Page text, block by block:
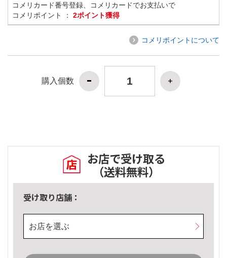
コメリカード番号登録、コメリカードでお支払いで
コメリポイント ： 2ポイント獲得
コメリポイントについて
購入個数
お店で受け取る
（送料無料）
受け取り店舗：
お店を選ぶ